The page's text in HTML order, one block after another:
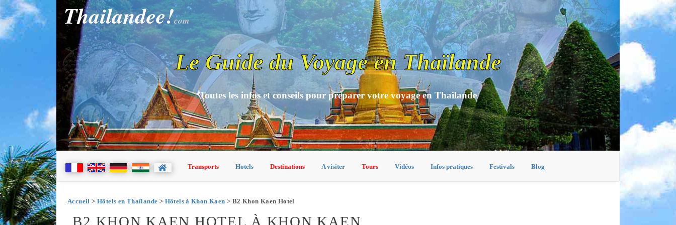
Thailandee!com
Le Guide du Voyage en Thaïlande
Toutes les infos et conseils pour préparer votre voyage en Thaïlande
Transports Hotels Destinations A visiter Tours Vidéos Infos pratiques Festivals Blog
Accueil > Hôtels en Thaïlande > Hôtels à Khon Kaen > B2 Khon Kaen Hotel
B2 KHON KAEN HOTEL À KHON KAEN